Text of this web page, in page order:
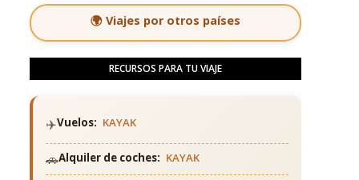
🌍 Viajes por otros países
RECURSOS PARA TU VIAJE
✈️Vuelos: KAYAK
🚗Alquiler de coches: KAYAK